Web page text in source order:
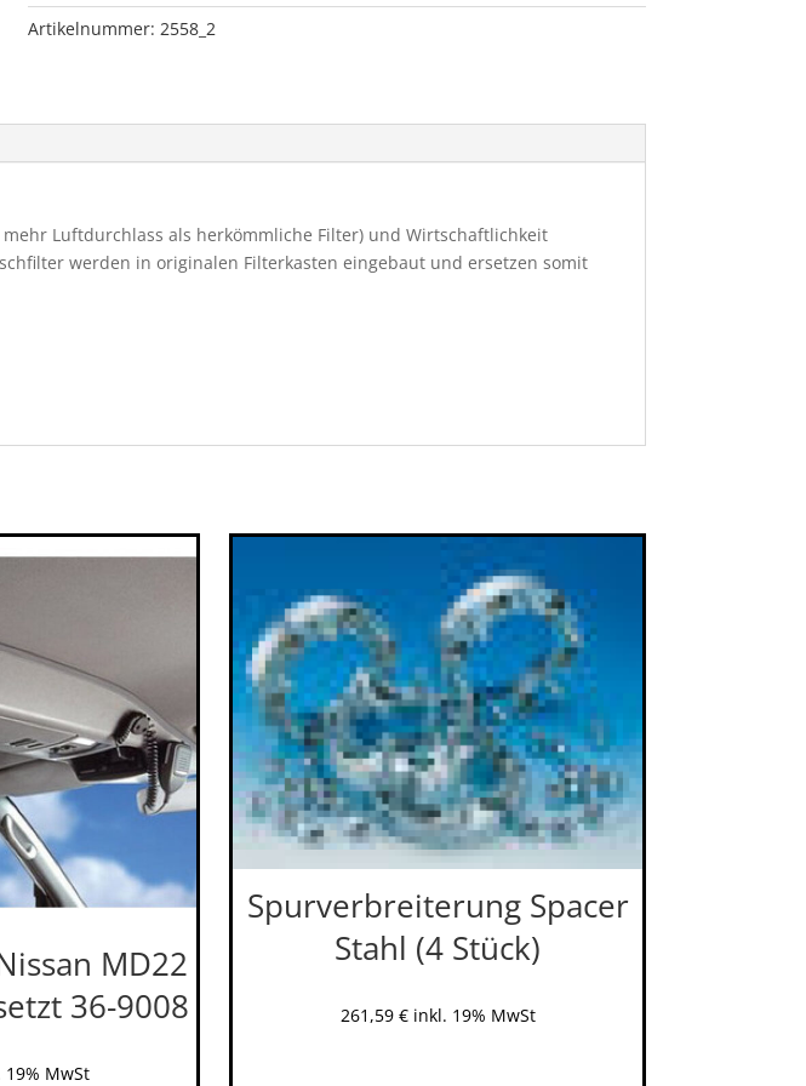
MD21
Diesel
Menge
Artikelnummer: 2558_2
Luftdurchlass als herkömmliche Filter) und Wirtschaftlichkeit
werden in originalen Filterkasten eingebaut und ersetzen somit
MD22
36-9008
19% MwSt
Spurverbreiterung Spacer
Stahl (4 Stück)
261,59 € inkl. 19% MwSt